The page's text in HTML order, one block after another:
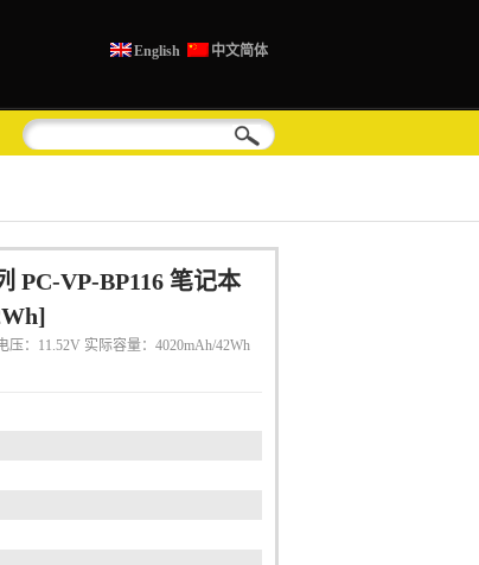
English 中文简体
PC-VP-BP116 笔记本
压：11.52V 实际容量：4020mAh/42Wh